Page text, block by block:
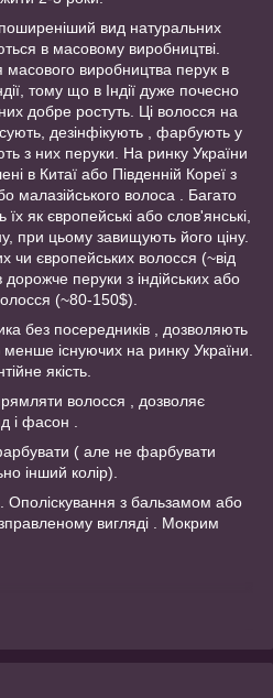
вид натуральних
в масовому виробництві.
виробництва перук в
тому що в Індії дуже почесно
добре ростуть. Ці волосся на
дезінфікують , фарбують у
з них перуки. На ринку України
в Китаї або Південній Кореї з
малазійського волоса . Багато
як європейські або слов'янські,
при цьому завищують його ціну.
чи європейських волосся (~від
дорожче перуки з індійських або
(~80-150$).
без посередників , дозволяють
існуючих на ринку України.
якість.
волосся , дозволяє
і фасон .
( але не фарбувати
інший колір).
з бальзамом або
вигляді . Мокрим